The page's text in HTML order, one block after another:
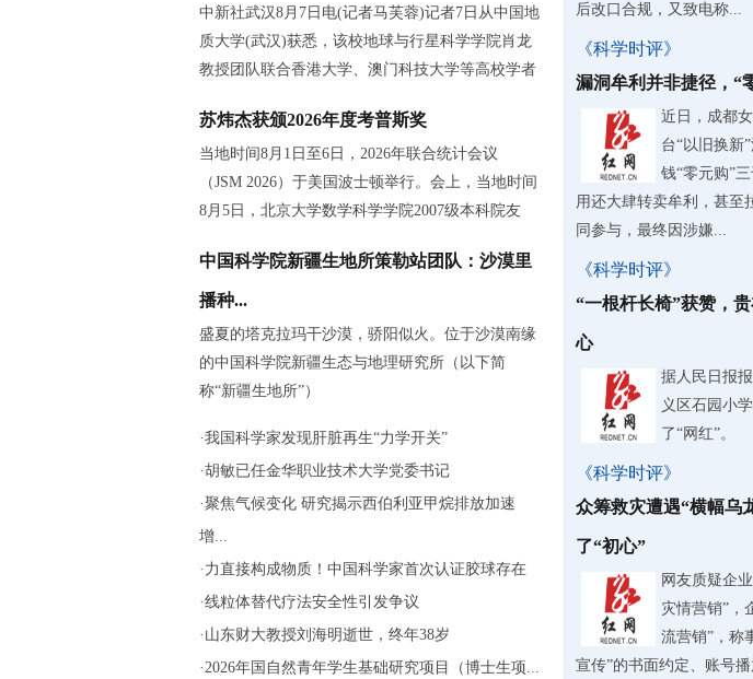
中新社武汉8月7日电(记者马芙蓉)记者7日从中国地
质大学(武汉)获悉，该校地球与行星科学学院肖龙
教授团队联合香港大学、澳门科技大学等高校学者
苏炜杰获颁2026年度考普斯奖
当地时间8月1日至6日，2026年联合统计会议
（JSM 2026）于美国波士顿举行。会上，当地时间
8月5日，北京大学数学科学学院2007级本科院友
中国科学院新疆生地所策勒站团队：沙漠里
播种...
盛夏的塔克拉玛干沙漠，骄阳似火。位于沙漠南缘
的中国科学院新疆生态与地理研究所（以下简
称“新疆生地所”）
·我国科学家发现肝脏再生“力学开关”
·胡敏已任金华职业技术大学党委书记
·聚焦气候变化 研究揭示西伯利亚甲烷排放加速
增...
· 力直接构成物质！中国科学家首次认证胶球存在
·线粒体替代疗法安全性引发争议
· 山东财大教授刘海明逝世，终年38岁
·2026年国自然青年学生基础研究项目（博士生项...
后改口合规，又致电称...
《科学时评》
漏洞牟利并非捷径，“
近日，成都
台“以旧换新
钱“零元购”
用还大肆转卖牟利，甚至
同参与，最终因涉嫌...
《科学时评》
“一根杆长椅”获赞，
心
据人民日报
义区石园小
了“网红”。
《科学时评》
众筹救灾遭遇“横幅乌
了“初心”
网友质疑企
灾情营销”，
流营销”，称
宣传”的书面约定、账号播